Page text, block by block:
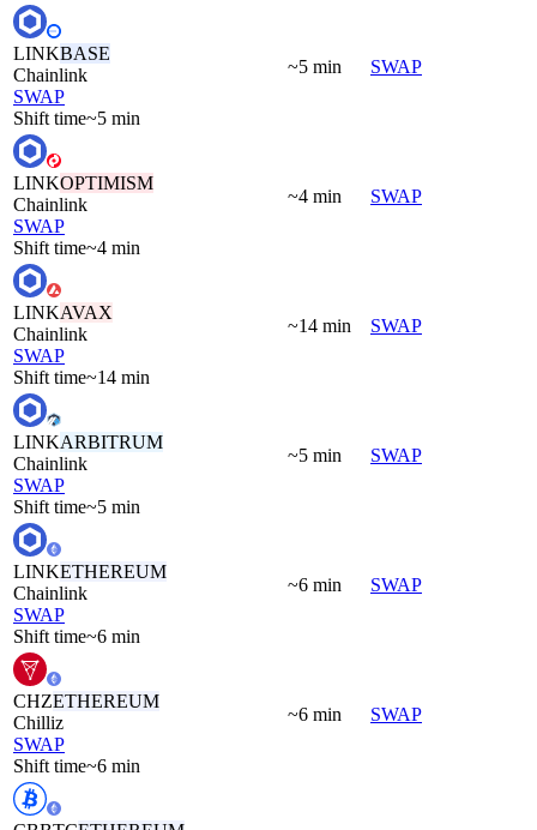
LINKBASE
Chainlink
SWAP
Shift time~5 min
~5 min SWAP
LINKOPTIMISM
Chainlink
SWAP
Shift time~4 min
~4 min SWAP
LINKAVAX
Chainlink
SWAP
Shift time~14 min
~14 min SWAP
LINKARBITRUM
Chainlink
SWAP
Shift time~5 min
~5 min SWAP
LINKETHEREUM
Chainlink
SWAP
Shift time~6 min
~6 min SWAP
CHZETHEREUM
Chilliz
SWAP
Shift time~6 min
~6 min SWAP